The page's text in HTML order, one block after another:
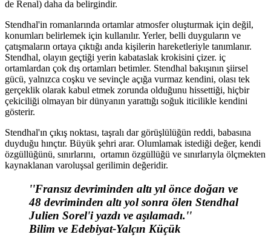
de Renal) daha da belirgindir.
Stendhal'in romanlarında ortamlar atmosfer oluşturmak için değil,
konumları belirlemek için kullanılır. Yerler, belli duyguların ve
çatışmaların ortaya çıktığı anda kişilerin hareketleriyle tanımlanır.
Stendhal, olayın geçtiği yerin kabataslak krokisini çizer. iç
ortamlardan çok dış ortamları betimler. Stendhal bakışının şiirsel
gücü, yalnızca coşku ve sevinçle açığa vurmaz kendini, olası tek
gerçeklik olarak kabul etmek zorunda olduğunu hissettiği, hiçbir
çekiciliği olmayan bir dünyanın yarattığı soğuk iticilikle kendini
gösterir.
Stendhal'ın çıkış noktası, taşralı dar görüşlülüğün reddi, babasına
duyduğu hınçtır. Büyük şehri arar. Olumlamak istediği değer, kendi
özgüllüğünü, sınırlarını, ortamın özgüllüğü ve sınırlarıyla ölçmekten
kaynaklanan varoluşsal gerilimin değeridir.
''Fransız devriminden altı yıl önce doğan ve
48 devriminden altı yol sonra ölen Stendhal
Julien Sorel'i yazdı ve aşılamadı.''
Bilim ve Edebiyat-Yalçın Küçük